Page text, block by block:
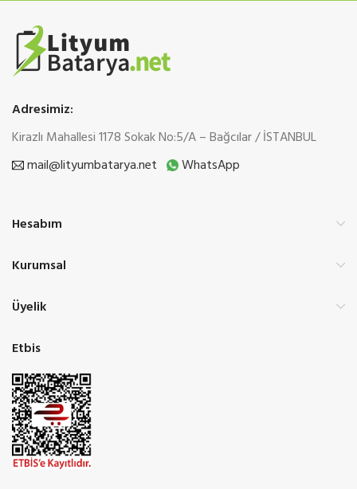
Adresimiz:
Kirazlı Mahallesi 1178 Sokak No:5/A – Bağcılar / İSTANBUL
mail@lityumbatarya.net
WhatsApp
Hesabım
Kurumsal
Üyelik
Etbis